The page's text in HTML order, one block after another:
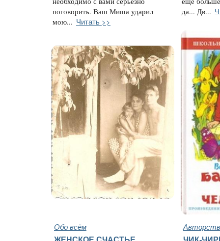
поговорить. Ваш Миша ударил
мою... Читать >>
да... Дв...
Обо всём